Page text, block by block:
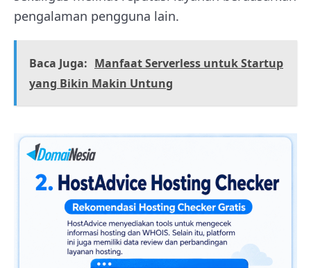
pengalaman pengguna lain.
Baca Juga: Manfaat Serverless untuk Startup
yang Bikin Makin Untung